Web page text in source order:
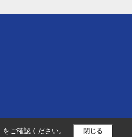
をご確認ください。 閉じる